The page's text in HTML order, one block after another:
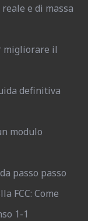
e di massa
migliorare il
definitiva
modulo
passo passo
FCC: Come
1-1